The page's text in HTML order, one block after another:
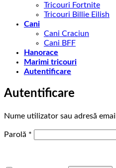
Tricouri Fortnite
Tricouri Billie Eilish
Cani
Cani Craciun
Cani BFF
Hanorace
Marimi tricouri
Autentificare
Autentificare
Nume utilizator sau adresă email
Parolă *